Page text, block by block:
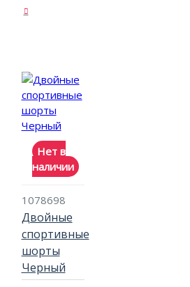
Нет в
наличии
1078698
Двойные
спортивные
шорты
Черный